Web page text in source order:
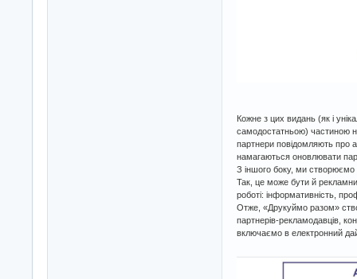
Кожне з цих видань (як і
самодостатньою) частиною
партнери повідомляють про
намагаються оновлювати
З іншого боку, ми
Так, це може бути й
роботі: інформативність,
Отже, «Друкуймо разом»
партнерів-рекламодавців,
включаємо в електронний